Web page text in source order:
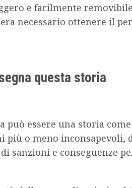
e facilmente
necessario ottenere il
questa storia
può essere una storia
più o meno inconsapevoli,
sanzioni e conseguenze